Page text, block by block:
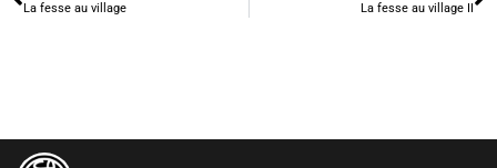
La fesse au village La fesse au village II